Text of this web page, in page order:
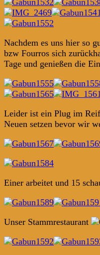
Nachdem es uns hier so
bzw Fourros sich
Tage und genießen die
Leider ist ein Plug im
Neuen setzen bevor wir
Einer arbeitet und 15
Unser Stammrestaurant